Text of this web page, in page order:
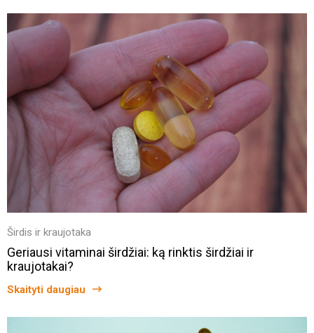
Širdis ir kraujotaka
Geriausi vitaminai širdžiai: ką rinktis širdžiai ir
kraujotakai?
Skaityti daugiau